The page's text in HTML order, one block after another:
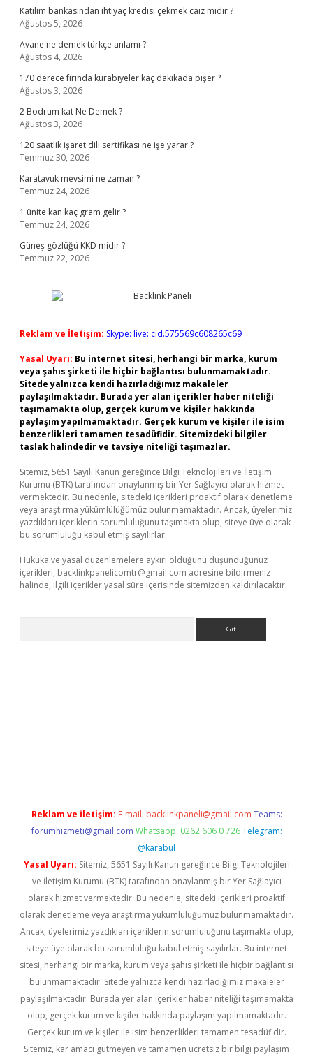
Katılım bankasından ihtiyaç kredisi çekmek caiz midir ?
Ağustos 5, 2026
Avane ne demek türkçe anlamı ?
Ağustos 4, 2026
170 derece fırında kurabiyeler kaç dakikada pişer ?
Ağustos 3, 2026
2 Bodrum kat Ne Demek ?
Ağustos 3, 2026
120 saatlik işaret dili sertifikası ne işe yarar ?
Temmuz 30, 2026
Karatavuk mevsimi ne zaman ?
Temmuz 24, 2026
1 ünite kan kaç gram gelir ?
Temmuz 24, 2026
Güneş gözlüğü KKD midir ?
Temmuz 22, 2026
Reklam ve İletişim: Skype: live:.cid.575569c608265c69
Yasal Uyarı: Bu internet sitesi, herhangi bir marka, kurum
veya şahıs şirketi ile hiçbir bağlantısı bulunmamaktadır.
Sitede yalnızca kendi hazırladığımız makaleler
paylaşılmaktadır. Burada yer alan içerikler haber niteliği
taşımamakta olup, gerçek kurum ve kişiler hakkında
paylaşım yapılmamaktadır. Gerçek kurum ve kişiler ile isim
benzerlikleri tamamen tesadüfidir. Sitemizdeki bilgiler
taslak halindedir ve tavsiye niteliği taşımazlar.
Sitemiz, 5651 Sayılı Kanun gereğince Bilgi Teknolojileri ve İletişim
Kurumu (BTK) tarafından onaylanmış bir Yer Sağlayıcı olarak hizmet
vermektedir. Bu nedenle, sitedeki içerikleri proaktif olarak denetleme
veya araştırma yükümlülüğümüz bulunmamaktadır. Ancak, üyelerimiz
yazdıkları içeriklerin sorumluluğunu taşımakta olup, siteye üye olarak
bu sorumluluğu kabul etmiş sayılırlar.
Hukuka ve yasal düzenlemelere aykırı olduğunu düşündüğünüz
içerikleri, backlinkpanelicomtr@gmail.com adresine bildirmeniz
halinde, ilgili içerikler yasal süre içerisinde sitemizden kaldırılacaktır.
Reklam ve İletişim: E-mail: backlinkpaneli@gmail.com Teams:
forumhizmeti@gmail.com Whatsapp: 0262 606 0 726 Telegram:
@karabul
Yasal Uyarı: Sitemiz, 5651 Sayılı Kanun gereğince Bilgi Teknolojileri
ve İletişim Kurumu (BTK) tarafından onaylanmış bir Yer Sağlayıcı
olarak hizmet vermektedir. Bu nedenle, sitedeki içerikleri proaktif
olarak denetleme veya araştırma yükümlülüğümüz bulunmamaktadır.
Ancak, üyelerimiz yazdıkları içeriklerin sorumluluğunu taşımakta olup,
siteye üye olarak bu sorumluluğu kabul etmiş sayılırlar. Bu internet
sitesi, herhangi bir marka, kurum veya şahıs şirketi ile hiçbir bağlantısı
bulunmamaktadır. Sitede yalnızca kendi hazırladığımız makaleler
paylaşılmaktadır. Burada yer alan içerikler haber niteliği taşımamakta
olup, gerçek kurum ve kişiler hakkında paylaşım yapılmamaktadır.
Gerçek kurum ve kişiler ile isim benzerlikleri tamamen tesadüfidir.
Sitemiz, kar amacı gütmeyen ve tamamen ücretsiz bir bilgi paylaşım